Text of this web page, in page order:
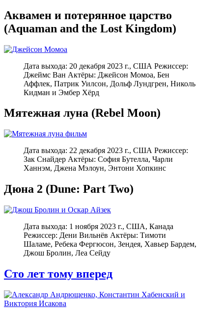
Аквамен и потерянное царство
(Aquaman and the Lost Kingdom)
Дата выхода: 20 декабря 2023 г., США Режиссер:
Джеймс Ван Актёры: Джейсон Момоа, Бен
Аффлек, Патрик Уилсон, Дольф Лундгрен, Николь
Кидман и Эмбер Хёрд
Мятежная луна (Rebel Moon)
Дата выхода: 22 декабря 2023 г., США Режиссер:
Зак Снайдер Актёры: София Бутелла, Чарли
Ханнэм, Джена Мэлоун, Энтони Хопкинс
Дюна 2 (Dune: Part Two)
Дата выхода: 1 ноября 2023 г., США, Канада
Режиссер: Дени Вильнёв Актёры: Тимоти
Шаламе, Ребека Фергюсон, Зендея, Хавьер Бардем,
Джош Бролин, Леа Сейду
Сто лет тому вперед